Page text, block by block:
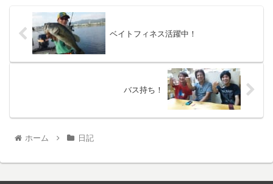
ベイトフィネス活躍中！
バス持ち！
ホーム 日記